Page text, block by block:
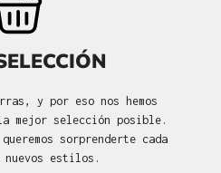
y por eso nos hemos
mejor selección posible.
sorprenderte cada
nuevos estilos.